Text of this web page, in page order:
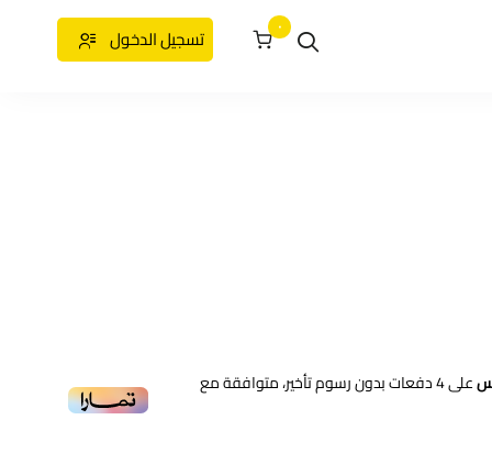
٠ تسجيل الدخول
على4دفعات بدون رسوم تأخير، متوافقة مع